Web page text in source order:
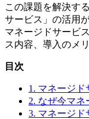
この課題を解決す
サービス」の活用
マネージドサービ
ス内容、導入のメ
目次
1. マネージド
2. なぜ今マネ
3. マネージド